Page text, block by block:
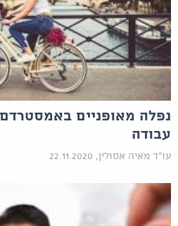
נפלה מאופניים
עבודה
עו"ד מאיה אסולין, 22.11.2020